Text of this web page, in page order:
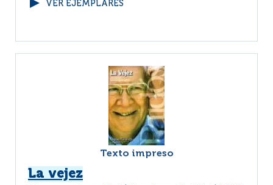
VER EJEMPLARES
Texto impreso
La vejez